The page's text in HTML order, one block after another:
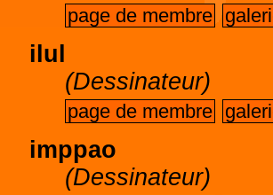
page de membre
ilul
(Dessinateur)
page de membre
imppao
(Dessinateur)